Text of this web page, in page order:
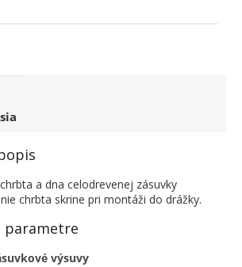
a dna celodrevenej zásuvky
chrbta skrine pri montáži do drážky.
parametre
výsuvy